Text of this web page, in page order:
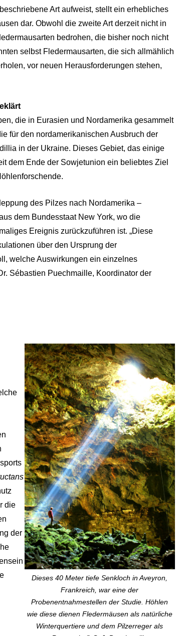
Art aufweist, stellt ein erhebliches
dar. Obwohl die zweite Art derzeit nicht in
bedrohen, die bisher noch nicht
selbst Fledermausarten, die sich allmählich
vor neuen Herausforderungen stehen,
die in Eurasien und Nordamerika gesammelt
für den nordamerikanischen Ausbruch der
in der Ukraine. Dieses Gebiet, das einige
dem Ende der Sowjetunion ein beliebtes Ziel
des Pilzes nach Nordamerika –
dem Bundesstaat New York, wo die
Ereignis zurückzuführen ist. „Diese
über den Ursprung der
welche Auswirkungen ein einzelnes
Sébastien Puechmaille, Koordinator der
die
der
Dieses 40 Meter tiefe Senkloch in Aveyron,
Frankreich, war eine der
Probenentnahmestellen der Studie. Höhlen
wie diese dienen Fledermäusen als natürliche
Winterquertiere und dem Pilzerreger als